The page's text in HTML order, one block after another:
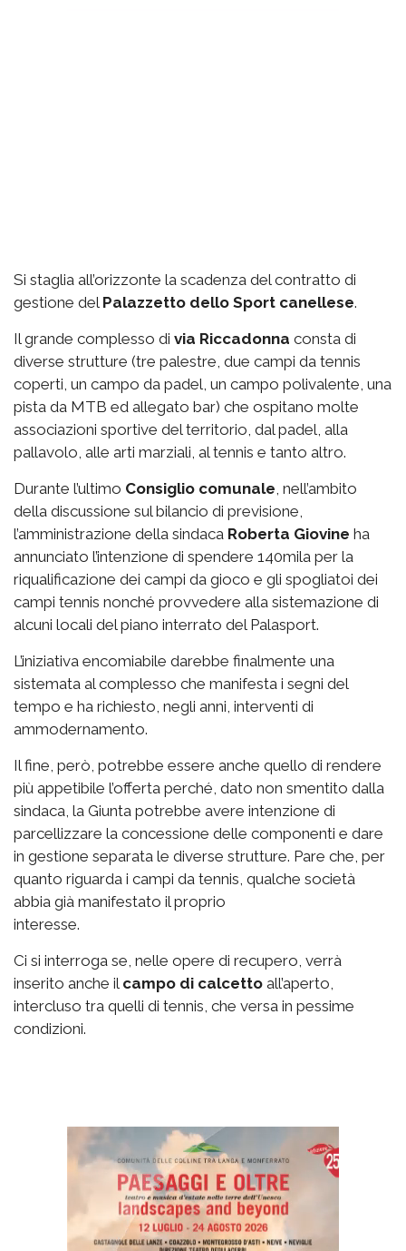
Si staglia all’orizzonte la scadenza del contratto di
gestione del Palazzetto dello Sport canellese.
Il grande complesso di via Riccadonna consta di
diverse strutture (tre palestre, due campi da tennis
coperti, un campo da padel, un campo polivalente, una
pista da MTB ed allegato bar) che ospitano molte
associazioni sportive del territorio, dal padel, alla
pallavolo, alle arti marziali, al tennis e tanto altro.
Durante l’ultimo Consiglio comunale , nell’ambito
della discussione sul bilancio di previsione,
l’amministrazione della sindaca Roberta Giovine ha
annunciato l’intenzione di spendere 140mila per la
riqualificazione dei campi da gioco e gli spogliatoi dei
campi tennis nonché provvedere alla sistemazione di
alcuni locali del piano interrato del Palasport.
L’iniziativa encomiabile darebbe finalmente una
sistemata al complesso che manifesta i segni del
tempo e ha richiesto, negli anni, interventi di
ammodernamento.
Il fine, però, potrebbe essere anche quello di rendere
più appetibile l’offerta perché, dato non smentito dalla
sindaca, la Giunta potrebbe avere intenzione di
parcellizzare la concessione delle componenti e dare
in gestione separata le diverse strutture. Pare che, per
quanto riguarda i campi da tennis, qualche società
abbia già manifestato il proprio
interesse.
Ci si interroga se, nelle opere di recupero, verrà
inserito anche il campo di calcetto all’aperto,
intercluso tra quelli di tennis, che versa in pessime
condizioni.